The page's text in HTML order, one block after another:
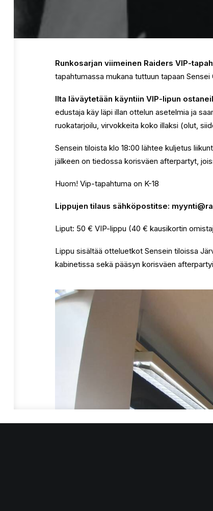
Runkosarjan viimeinen Raiders VIP-
tapahtumassa mukana tuttuun tapaan
Ilta läväytetään käyntiin VIP-lipun
edustaja käy läpi illan ottelun asetelmia ja
ruokatarjoilu, virvokkeita koko illaksi (olut,
Sensein tiloista klo 18:00 lähtee kuljetus
jälkeen on tiedossa korisväen afterpartyt,
Huom! Vip-tapahtuma on K-18
Lippujen tilaus sähköpostitse:
Liput: 50 € VIP-lippu (40 € kausikortin
Lippu sisältää otteluetkot Sensein tiloissa
kabinetissa sekä pääsyn korisväen